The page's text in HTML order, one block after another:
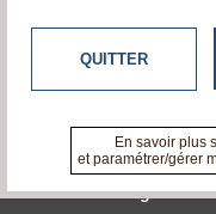
tvlocale.fr
Contactez-nous
A propos de tvlocale.fr
Devenir délégué
QUITTER
En savoir plus
et paramétrer/gérer